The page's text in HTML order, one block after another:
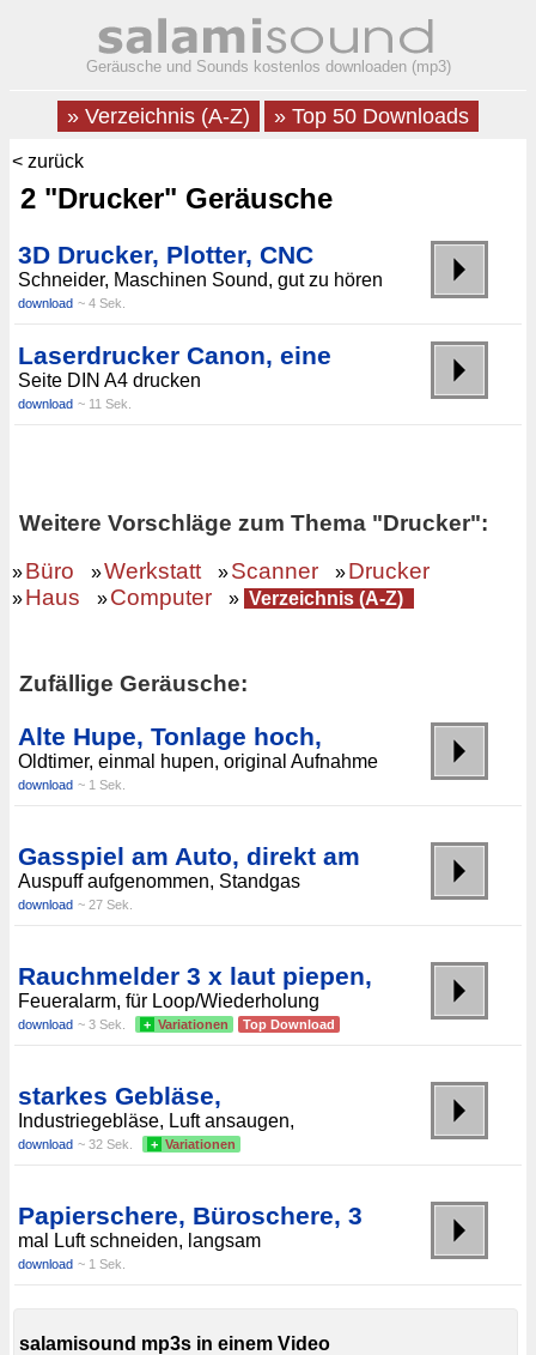
Geräusche und Sounds kostenlos downloaden (mp3)
» Verzeichnis (A-Z) » Top 50 Downloads
< zurück
2 "Drucker" Geräusche
3D Drucker, Plotter, CNC
Schneider, Maschinen Sound, gut zu hören
download ~ 4 Sek.
Laserdrucker Canon, eine
Seite DIN A4 drucken
download ~ 11 Sek.
Weitere Vorschläge zum Thema "Drucker":
»Büro »Werkstatt »Scanner »Drucker
»Haus »Computer » Verzeichnis (A-Z)
Zufällige Geräusche:
Alte Hupe, Tonlage hoch,
Oldtimer, einmal hupen, original Aufnahme
download ~ 1 Sek.
Gasspiel am Auto, direkt am
Auspuff aufgenommen, Standgas
download ~ 27 Sek.
Rauchmelder 3 x laut piepen,
Feueralarm, für Loop/Wiederholung
download ~ 3 Sek. + Variationen Top Download
starkes Gebläse,
Industriegebläse, Luft ansaugen,
download ~ 32 Sek. + Variationen
Papierschere, Büroschere, 3
mal Luft schneiden, langsam
download ~ 1 Sek.
salamisound mp3s in einem Video